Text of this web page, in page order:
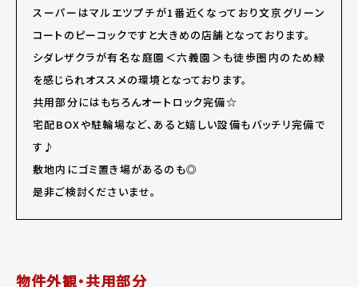
スーパーはマルエツプチが1番近くなっており文京グリーン
コートのピーコックですと大きめの店舗となっております。
シダレザクラが有名な庭園＜六義園＞も徒歩圏内のため緑
を感じられオススメの環境となっております。
共用部分にはもちろんオートロック完備☆
宅配BOXや駐輪場など、あると嬉しい設備もバッチリ完備で
す♪
敷地内にゴミ置き場があるのも◎
是非ご検討くださいませ。
物件外観・共用部分